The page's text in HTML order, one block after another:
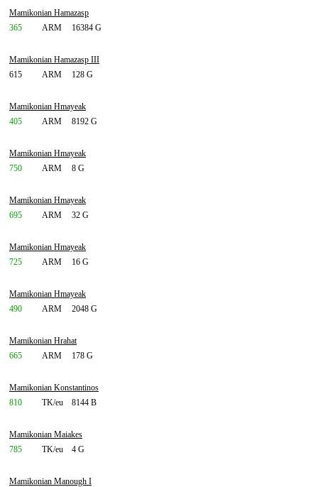
Mamikonian Hamazasp
365
ARM 16384 G
Mamikonian Hamazasp III
615
ARM 128 G
Mamikonian Hmayeak
405
ARM 8192 G
Mamikonian Hmayeak
750
ARM 8 G
Mamikonian Hmayeak
695
ARM 32 G
Mamikonian Hmayeak
725
ARM 16 G
Mamikonian Hmayeak
490
ARM 2048 G
Mamikonian Hrahat
665
ARM 178 G
Mamikonian Konstantinos
810
TK/eu 8144 B
Mamikonian Maiakes
785
TK/eu 4 G
Mamikonian Manough I